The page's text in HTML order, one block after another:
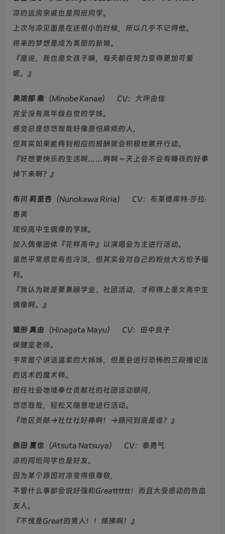
凉的远房亲戚也是同班同学。
上次与凉见面是在还很小的时候，所以几乎不记得他。
将来的梦想是成为美丽的新娘。
『是说，我也是女孩子嘛，每天都在努力变得更加可爱
呢。』
美浓部 鼎 （Minobe Kanae） CV：大坪由佳
完全没有高年级自觉的学姊。
感觉总是悠悠哉哉好像是怕麻烦的人，
但其实如果能得到相应的报酬就会积极地展开行动。
『好想要快乐的生活啊……啊啊～天上会不会有赚钱的好事
掉下来啊？』
布川 莉里杏 （Nunokawa Riria） CV：布莱德库特‧莎拉‧
惠美
现役高中生偶像的学妹。
加入偶像团体『花样高中』以演唱会为主进行活动。
虽然平常感觉有些冷淡，但其实会对自己的粉丝大方给予福
利。
『我认为就是要兼顾学业、社团活动，才称得上是女高中生
偶像啊。』
雏形 真由 （Hinagata Mayu） CV：田中良子
保健室老师。
平常是个讲话温柔的大姊姊，但是会进行恐怖的三段推论法
的话术的魔术师。
担任社会地域奉仕贡献社的社团活动顾问，
悠悠哉哉，轻松又随意地进行活动。
『地区贡献→社仕社好棒啊！→顾问到底是谁？』
热田 夏也 （Atsuta Natsuya） CV：泰勇气
凉的同班同学也是好友。
因为某个原因对凉变得很尊敬，
不管什么事都会说好强和Greatttttt！而且大受感动的热血
友人。
『不愧是Great的男人！！煤拂啊！』